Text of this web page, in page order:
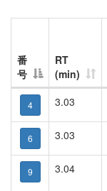
番
号
RT
(min)
4 3.03
6 3.03
9 3.04